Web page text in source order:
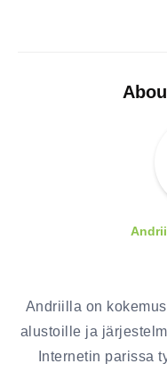
Andriilla on
alustoille ja
Internetin parissa